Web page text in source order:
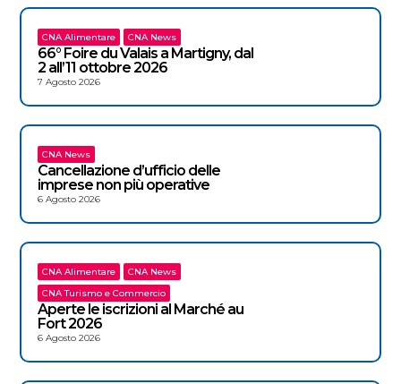
CNA Alimentare CNA News
66° Foire du Valais a Martigny, dal
2 all’11 ottobre 2026
7 Agosto 2026
CNA News
Cancellazione d’ufficio delle
imprese non più operative
6 Agosto 2026
CNA Alimentare
CNA News
CNA Turismo e Commercio
Aperte le iscrizioni al Marché au
Fort 2026
6 Agosto 2026